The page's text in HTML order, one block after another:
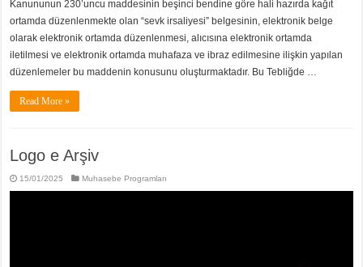
Kanununun 230’uncu maddesinin beşinci bendine göre hali hazırda kağıt
ortamda düzenlenmekte olan “sevk irsaliyesi” belgesinin, elektronik belge
olarak elektronik ortamda düzenlenmesi, alıcısına elektronik ortamda
iletilmesi ve elektronik ortamda muhafaza ve ibraz edilmesine ilişkin yapılan
düzenlemeler bu maddenin konusunu oluşturmaktadır. Bu Tebliğde …
Read More »
Logo e Arşiv
15/01/2025 Muhasebe Programları